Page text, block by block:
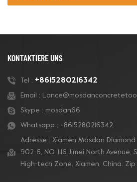
KONTAKTIERE UNS
Tel : +8615280216342
Email :
Skype : mosdan66
Whatsapp : +8615280216342
Adresse : Xiamen Mosdan Diamond
902-6, NO. 1116 Jimei North Avenue,
High-tech Zone, Xiamen, China.